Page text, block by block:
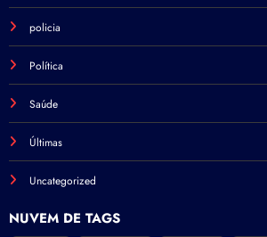
policia
Política
Saúde
Últimas
Uncategorized
NÚVEM DE TAGS